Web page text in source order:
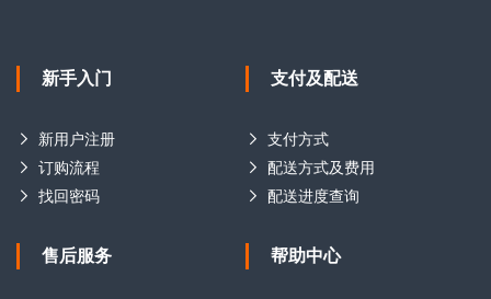
新手入门
新用户注册
订购流程
找回密码
支付及配送
支付方式
配送方式及费用
配送进度查询
售后服务 帮助中心